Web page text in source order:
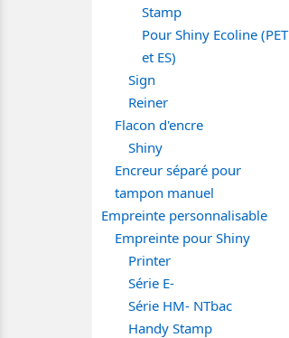
Stamp
Pour Shiny Ecoline (PET
et ES)
Sign
Reiner
Flacon d'encre
Shiny
Encreur séparé pour
tampon manuel
Empreinte personnalisable
Empreinte pour Shiny
Printer
Série E-
Série HM- NTbac
Handy Stamp